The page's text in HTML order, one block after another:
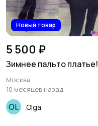
Новый товар
5 500 ₽
Зимнее пальто платье!
Москва
10 месяцев назад
Olga